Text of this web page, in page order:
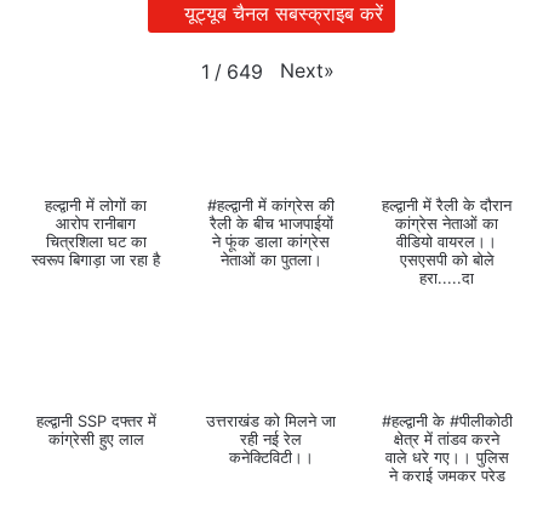
यूट्यूब चैनल सबस्क्राइब करें
1 / 649 Next»
हल्द्वानी में लोगों का
आरोप रानीबाग
चित्रशिला घट का
स्वरूप बिगाड़ा जा रहा है
#हल्द्वानी में कांग्रेस की
रैली के बीच भाजपाईयों
ने फूंक डाला कांग्रेस
नेताओं का पुतला।
हल्द्वानी में रैली के दौरान
कांग्रेस नेताओं का
वीडियो वायरल।।
एसएसपी को बोले
हरा.....दा
हल्द्वानी SSP दफ्तर में
कांग्रेसी हुए लाल
उत्तराखंड को मिलने जा
रही नई रेल
कनेक्टिविटी।।
#हल्द्वानी के #पीलीकोठी
क्षेत्र में तांडव करने
वाले धरे गए।। पुलिस
ने कराई जमकर परेड